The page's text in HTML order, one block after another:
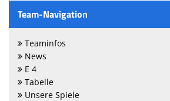
Team-Navigation
Teaminfos
News
E 4
Tabelle
Unsere Spiele